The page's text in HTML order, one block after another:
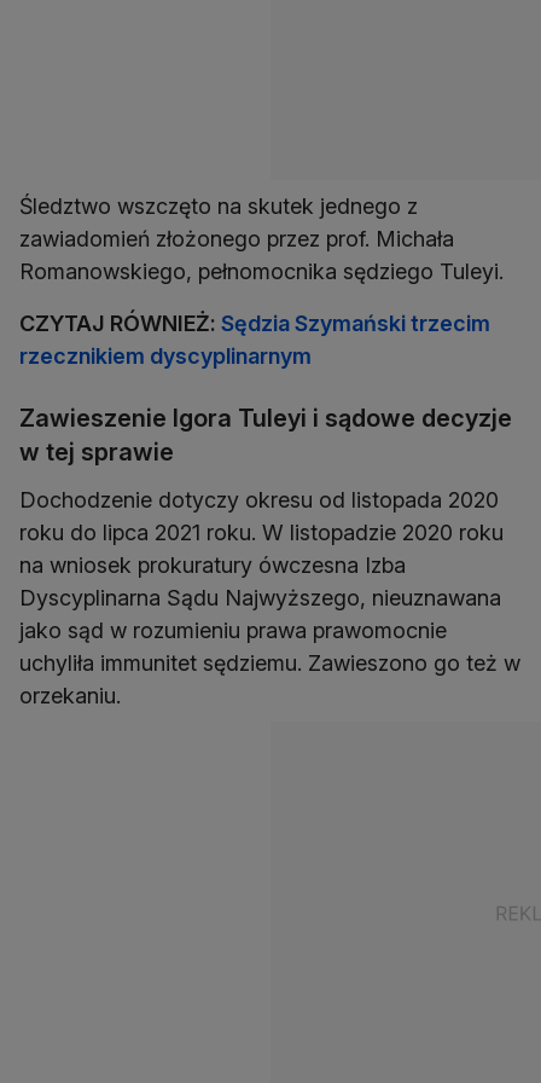
Śledztwo wszczęto na skutek jednego z
zawiadomień złożonego przez prof. Michała
Romanowskiego, pełnomocnika sędziego Tuleyi.
CZYTAJ RÓWNIEŻ: Sędzia Szymański trzecim
rzecznikiem dyscyplinarnym
Zawieszenie Igora Tuleyi i sądowe decyzje
w tej sprawie
Dochodzenie dotyczy okresu od listopada 2020
roku do lipca 2021 roku. W listopadzie 2020 roku
na wniosek prokuratury ówczesna Izba
Dyscyplinarna Sądu Najwyższego, nieuznawana
jako sąd w rozumieniu prawa prawomocnie
uchyliła immunitet sędziemu. Zawieszono go też w
orzekaniu.